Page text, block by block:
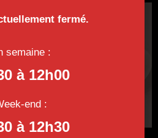
fermé.
semaine :
à 12h00
end :
à 12h30